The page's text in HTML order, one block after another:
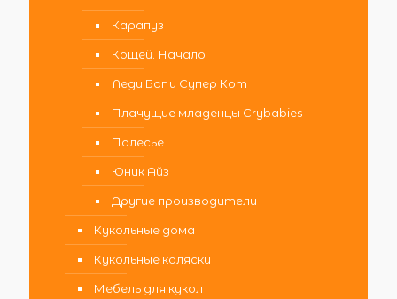
Карапуз
Кощей. Начало
Леди Баг и Супер Кот
Плачущие младенцы Crybabies
Полесье
Юник Айз
Другие производители
Кукольные дома
Кукольные коляски
Мебель для кукол